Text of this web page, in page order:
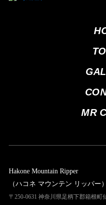
MR
Hakone Mountain Ripper
（ハコネ マウンテン リッパー）
〒250-0631 神奈川県足柄下郡箱根町